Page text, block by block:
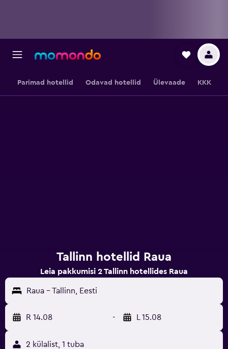
Parimad hotellid Odavad hotellid Ülevaade KKK
Tallinn hotellid Raua
Leia pakkumisi 2 Tallinn hotellides Raua
Raua - Tallinn, Eesti
R 14.08 - L 15.08
2 külalist, 1 tuba